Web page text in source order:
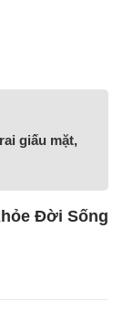
giấu mặt,
Đời Sống